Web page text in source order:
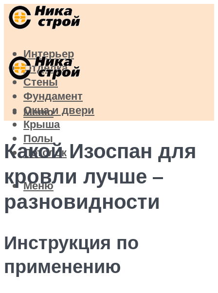
Интерьер
Отделка
Стены
Фундамент
Окна и двери
Крыша
Полы
Потолок
Меню
Меню
Какой Изоспан для
кровли лучше –
разновидности
Инструкция по
применению